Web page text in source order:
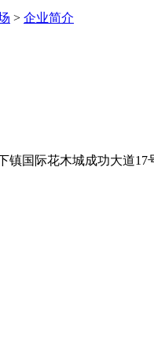
> 企业简介
镇国际花木城成功大道17